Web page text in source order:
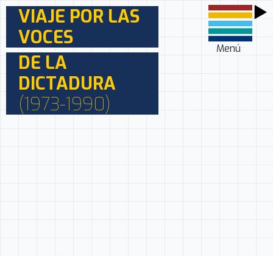
VIAJE POR LAS
VOCES
DE LA
DICTADURA
(1973-1990)
Menú